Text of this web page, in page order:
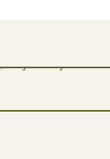
ljubitelje kafe“